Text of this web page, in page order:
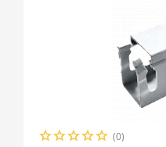
(0)